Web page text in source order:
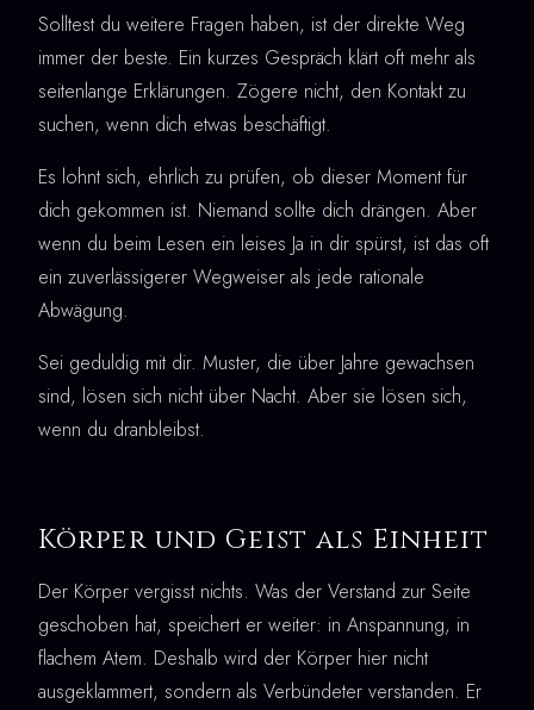
Solltest du weitere Fragen haben, ist der direkte Weg
immer der beste. Ein kurzes Gespräch klärt oft mehr als
seitenlange Erklärungen. Zögere nicht, den Kontakt zu
suchen, wenn dich etwas beschäftigt.
Es lohnt sich, ehrlich zu prüfen, ob dieser Moment für
dich gekommen ist. Niemand sollte dich drängen. Aber
wenn du beim Lesen ein leises Ja in dir spürst, ist das oft
ein zuverlässigerer Wegweiser als jede rationale
Abwägung.
Sei geduldig mit dir. Muster, die über Jahre gewachsen
sind, lösen sich nicht über Nacht. Aber sie lösen sich,
wenn du dranbleibst.
Körper und Geist als Einheit
Der Körper vergisst nichts. Was der Verstand zur Seite
geschoben hat, speichert er weiter: in Anspannung, in
flachem Atem. Deshalb wird der Körper hier nicht
ausgeklammert, sondern als Verbündeter verstanden. Er